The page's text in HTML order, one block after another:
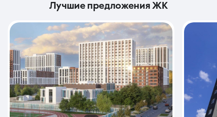
лучшие предложения ЖК